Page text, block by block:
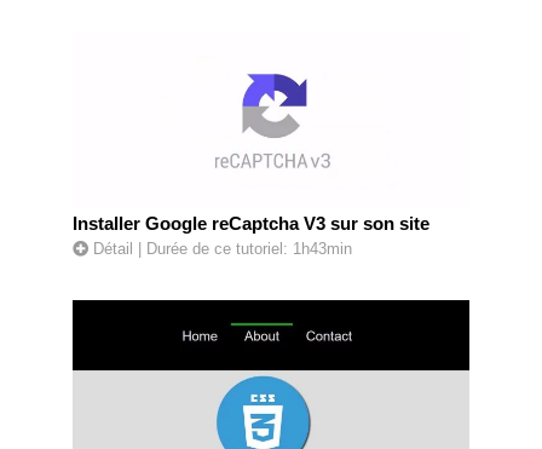
Installer Google reCaptcha V3 sur son site
Détail | Durée de ce tutoriel: 1h43min